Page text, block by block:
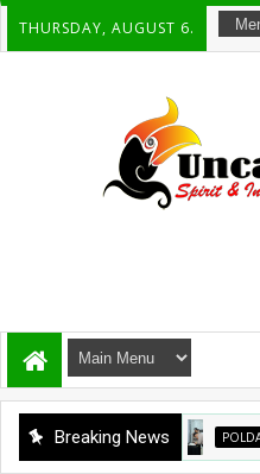
THURSDAY, AUGUST 6.
Breaking News POLDA KALBAR